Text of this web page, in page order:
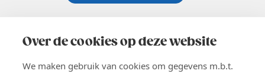
Over de cookies op deze website
We maken gebruik van cookies om gegevens m.b.t.
02 229 81 11